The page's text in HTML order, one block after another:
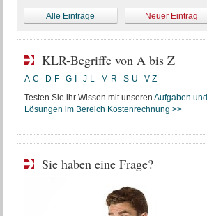
Alle Einträge Neuer Eintrag
KLR-Begriffe von A bis Z
A-C D-F G-I J-L M-R S-U
V-Z
Testen Sie ihr Wissen mit unseren Aufgaben und
Lösungen im Bereich Kostenrechnung >>
Sie haben eine Frage?